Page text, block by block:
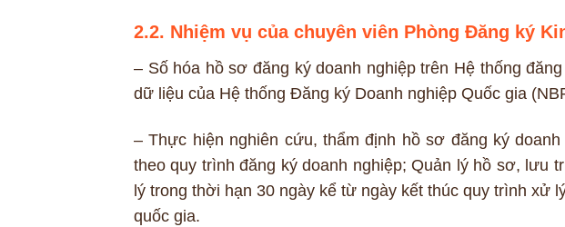
2.2. Nhiệm vụ của chuyên viên Phòng Đăng ký
– Số hóa hồ sơ đăng ký doanh nghiệp trên Hệ thống
dữ liệu của Hệ thống Đăng ký Doanh nghiệp Quốc gia
– Thực hiện nghiên cứu, thẩm định hồ sơ đăng ký
theo quy trình đăng ký doanh nghiệp; Quản lý hồ sơ, lưu
lý trong thời hạn 30 ngày kể từ ngày kết thúc quy trình xử
quốc gia.